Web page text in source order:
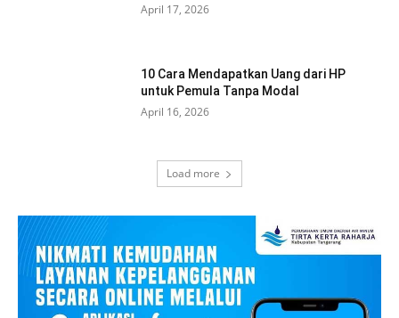
April 17, 2026
10 Cara Mendapatkan Uang dari HP
untuk Pemula Tanpa Modal
April 16, 2026
Load more